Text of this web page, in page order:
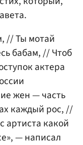
// Ты мотай
бабам, // Чтоб
актера
жен — часть
каждый рос, //
артиста какой
— написал